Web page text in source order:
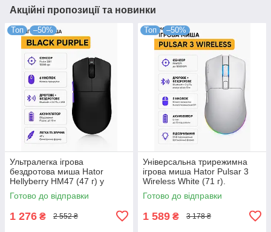
Акційні пропозиції та новинки
Топ –50%
Ультралегка ігрова
бездротова миша Hator
Hellyberry HM47 (47 г) у
чорно-фіолетовому кольорі.
Сенсор PixArt 3311 12000
Готово до відправки
1 276 ₴ 2 552 ₴
Топ –50%
Універсальна трирежимна
ігрова миша Hator Pulsar 3
Wireless White (71 г).
Оптичний сенсор PixArt
PAW3311 12000 DPI
Готово до відправки
1 589 ₴ 3 178 ₴